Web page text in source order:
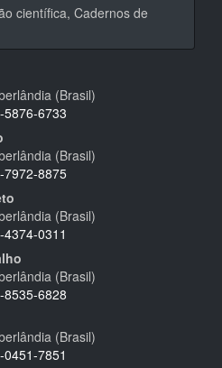
científica, Cadernos de
(Brasil)
6733
(Brasil)
7972-8875
(Brasil)
0311
(Brasil)
6828
(Brasil)
7851